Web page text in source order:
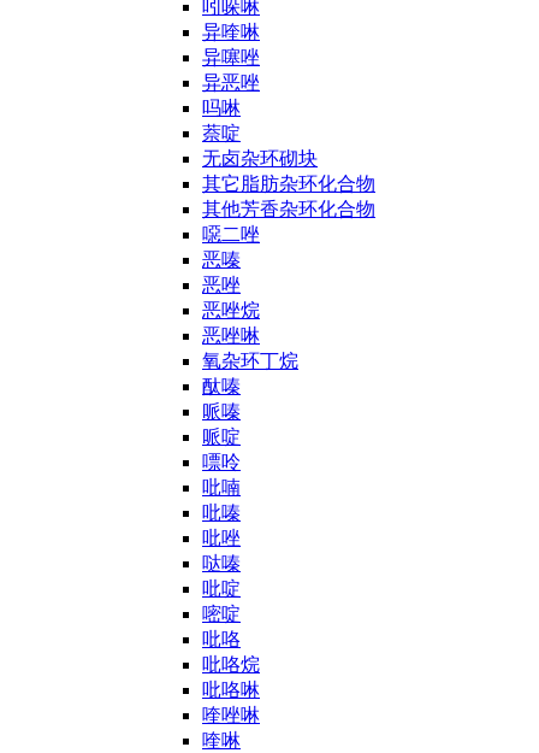
吲哚啉
异喹啉
异噻唑
异恶唑
吗啉
萘啶
无卤杂环砌块
其它脂肪杂环化合物
其他芳香杂环化合物
噁二唑
恶嗪
恶唑
恶唑烷
恶唑啉
氧杂环丁烷
酞嗪
哌嗪
哌啶
嘌呤
吡喃
吡嗪
吡唑
哒嗪
吡啶
嘧啶
吡咯
吡咯烷
吡咯啉
喹唑啉
喹啉